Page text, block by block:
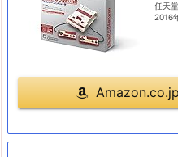
任天堂
2016